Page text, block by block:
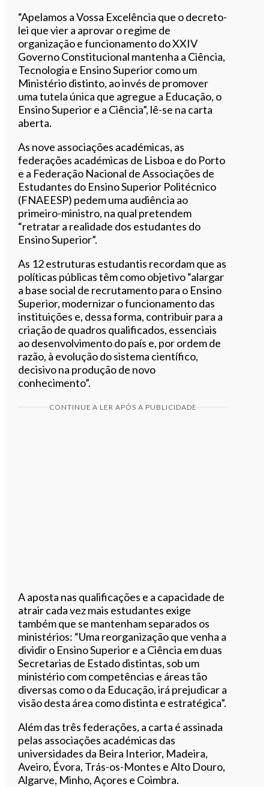
“Apelamos a Vossa Excelência que o decreto-
lei que vier a aprovar o regime de
organização e funcionamento do XXIV
Governo Constitucional mantenha a Ciência,
Tecnologia e Ensino Superior como um
Ministério distinto, ao invés de promover
uma tutela única que agregue a Educação, o
Ensino Superior e a Ciência”, lê-se na carta
aberta.
As nove associações académicas, as
federações académicas de Lisboa e do Porto
e a Federação Nacional de Associações de
Estudantes do Ensino Superior Politécnico
(FNAEESP) pedem uma audiência ao
primeiro-ministro, na qual pretendem
“retratar a realidade dos estudantes do
Ensino Superior”.
As 12 estruturas estudantis recordam que as
políticas públicas têm como objetivo “alargar
a base social de recrutamento para o Ensino
Superior, modernizar o funcionamento das
instituições e, dessa forma, contribuir para a
criação de quadros qualificados, essenciais
ao desenvolvimento do país e, por ordem de
razão, à evolução do sistema científico,
decisivo na produção de novo
conhecimento”.
CONTINUE A LER APÓS A PUBLICIDADE
A aposta nas qualificações e a capacidade de
atrair cada vez mais estudantes exige
também que se mantenham separados os
ministérios: “Uma reorganização que venha a
dividir o Ensino Superior e a Ciência em duas
Secretarias de Estado distintas, sob um
ministério com competências e áreas tão
diversas como o da Educação, irá prejudicar a
visão desta área como distinta e estratégica”.
Além das três federações, a carta é assinada
pelas associações académicas das
universidades da Beira Interior, Madeira,
Aveiro, Évora, Trás-os-Montes e Alto Douro,
Algarve, Minho, Açores e Coimbra.